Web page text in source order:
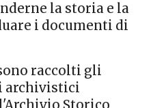
la storia e la
i documenti di
raccolti gli
archivistici